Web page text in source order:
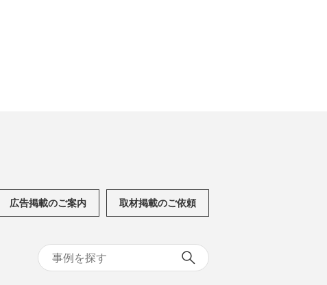
広告掲載のご案内 取材掲載のご依頼